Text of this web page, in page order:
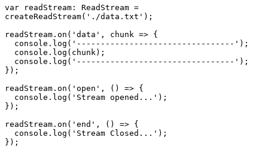
var readStream: ReadStream =
createReadStream('./data.txt');
readStream.on('data', chunk => {
});
readStream.on('open', () => {
});
readStream.on('end', () => {
});